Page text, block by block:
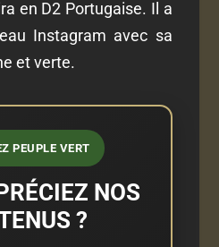
en D2 Portugaise. Il a
Instagram avec sa
et verte.
PEUPLE VERT
NOS
?